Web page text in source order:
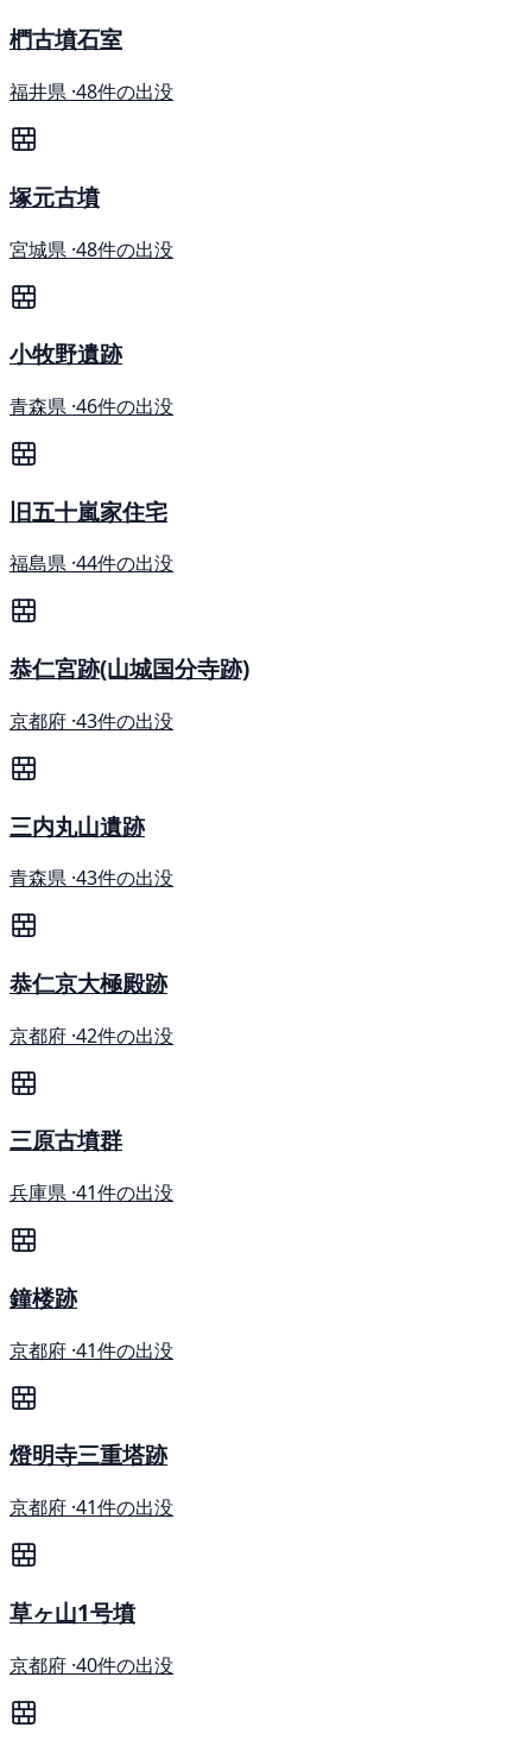
椚古墳石室
福井県 ·48件の出没
塚元古墳
宮城県 ·48件の出没
小牧野遺跡
青森県 ·46件の出没
旧五十嵐家住宅
福島県 ·44件の出没
恭仁宮跡(山城国分寺跡)
京都府 ·43件の出没
三内丸山遺跡
青森県 ·43件の出没
恭仁京大極殿跡
京都府 ·42件の出没
三原古墳群
兵庫県 ·41件の出没
鐘楼跡
京都府 ·41件の出没
燈明寺三重塔跡
京都府 ·41件の出没
草ヶ山1号墳
京都府 ·40件の出没